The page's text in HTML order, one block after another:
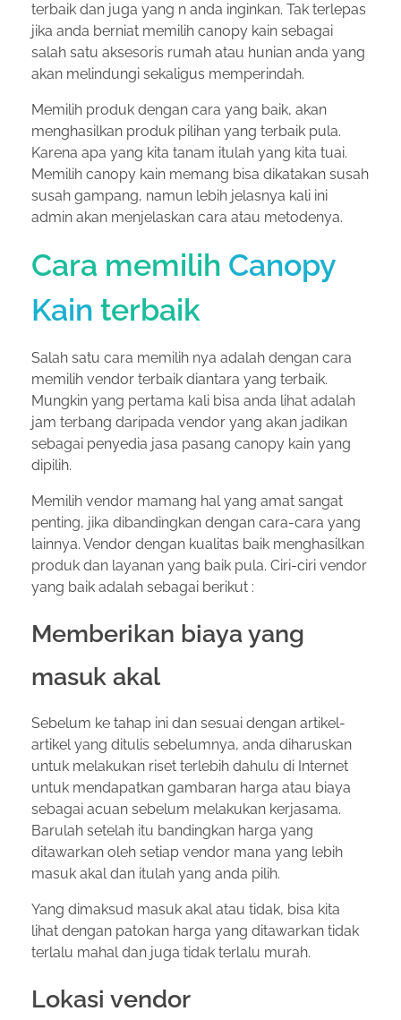
terbaik dan juga yang n anda inginkan. Tak terlepas
jika anda berniat memilih canopy kain sebagai
salah satu aksesoris rumah atau hunian anda yang
akan melindungi sekaligus memperindah.
Memilih produk dengan cara yang baik, akan
menghasilkan produk pilihan yang terbaik pula.
Karena apa yang kita tanam itulah yang kita tuai.
Memilih canopy kain memang bisa dikatakan susah
susah gampang, namun lebih jelasnya kali ini
admin akan menjelaskan cara atau metodenya.
Cara memilih Canopy
Kain terbaik
Salah satu cara memilih nya adalah dengan cara
memilih vendor terbaik diantara yang terbaik.
Mungkin yang pertama kali bisa anda lihat adalah
jam terbang daripada vendor yang akan jadikan
sebagai penyedia jasa pasang canopy kain yang
dipilih.
Memilih vendor mamang hal yang amat sangat
penting, jika dibandingkan dengan cara-cara yang
lainnya. Vendor dengan kualitas baik menghasilkan
produk dan layanan yang baik pula. Ciri-ciri vendor
yang baik adalah sebagai berikut :
Memberikan biaya yang
masuk akal
Sebelum ke tahap ini dan sesuai dengan artikel-
artikel yang ditulis sebelumnya, anda diharuskan
untuk melakukan riset terlebih dahulu di Internet
untuk mendapatkan gambaran harga atau biaya
sebagai acuan sebelum melakukan kerjasama.
Barulah setelah itu bandingkan harga yang
ditawarkan oleh setiap vendor mana yang lebih
masuk akal dan itulah yang anda pilih.
Yang dimaksud masuk akal atau tidak, bisa kita
lihat dengan patokan harga yang ditawarkan tidak
terlalu mahal dan juga tidak terlalu murah.
Lokasi vendor